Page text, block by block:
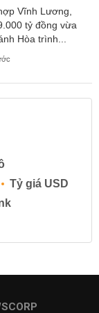
Vĩnh Lương,
tỷ đồng vừa
Hòa trình...
Tỷ giá USD